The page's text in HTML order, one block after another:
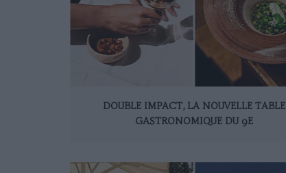
DOUBLE IMPACT, LA NOUVELLE TABLE
GASTRONOMIQUE DU 9E